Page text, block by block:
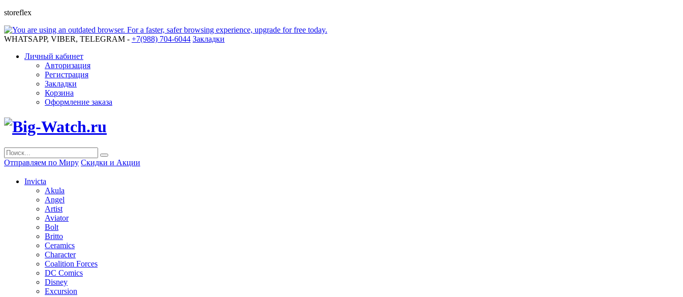
storeflex
WHATSAPP, VIBER, TELEGRAM - +7(988) 704-6044 Закладки
Личный кабинет
Авторизация
Регистрация
Закладки
Корзина
Оформление заказа
Отправляем по Миру Скидки и Акции
Invicta
Akula
Angel
Artist
Aviator
Bolt
Britto
Ceramics
Character
Coalition Forces
DC Comics
Disney
Excursion